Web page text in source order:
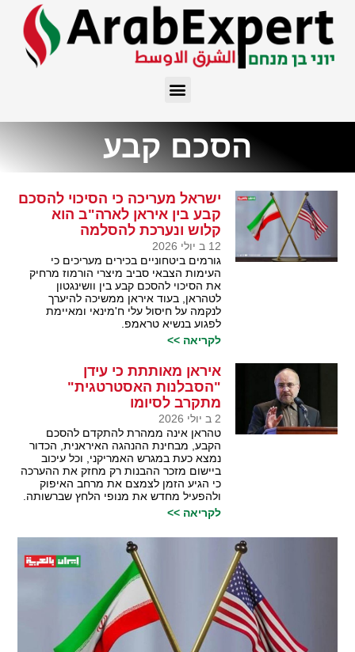
הסכם קבע
ישראל מעריכה כי הסיכוי להסכם
קבע בין איראן לארה"ב הוא
קלוש ונערכת להסלמה
12 ב יולי 2026
גורמים ביטחוניים בכירים מעריכים כי
העימות הצבאי סביב מיצרי הורמוז מרחיק
את הסיכוי להסכם קבע בין וושינגטון
לטהראן, בעוד איראן ממשיכה להיערך
לנקמה על חיסול עלי ח'מינאי ומאיימת
לפגוע בנשיא טראמפ.
לקריאה >>
איראן מאותתת כי עידן
"הסבלנות האסטרטגית"
מתקרב לסיומו
2 ב יולי 2026
טהראן אינה ממהרת להתקדם להסכם
הקבע, מבחינת ההנהגה האיראנית, הכדור
נמצא כעת במגרש האמריקני, וכל עיכוב
ביישום מזכר ההבנות רק מחזק את ההערכה
כי הגיע הזמן לצמצם את מרחב האיפוק
ולהפעיל מחדש את מנופי הלחץ שברשותה.
לקריאה >>